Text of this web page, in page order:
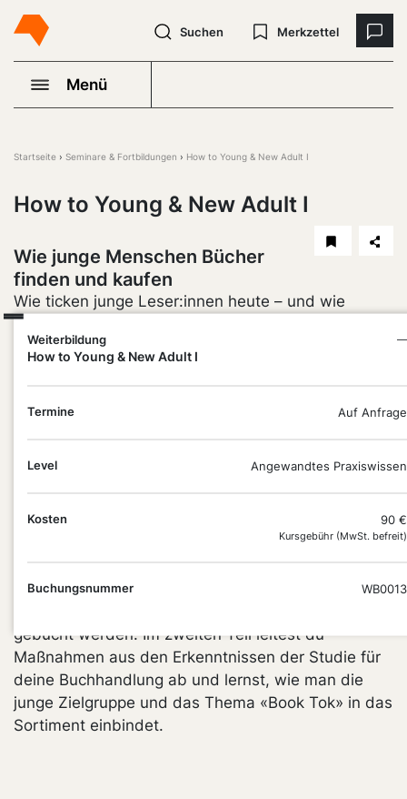
Suchen Merkzettel
Menü
Weiterbildung
How to Young & New Adult I
—
Termine Auf Anfrage
Level Angewandtes Praxiswissen
Kosten 90 €
Kursgebühr (MwSt. befreit)
Buchungsnummer WB0013
Startseite Seminare & Fortbildungen How to Young & New Adult I
How to Young & New Adult I
Wie junge Menschen Bücher
finden und kaufen
Wie ticken junge Leser:innen heute – und wie
erreichst du sie wirklich? Wirf einen Blick auf
aktuelle Studienergebnisse zum Lese- und
Kaufverhalten von 11- bis 25-Jährigen und erfahre,
was die Genres Young & New Adult so erfolgreich
macht. Du leitest konkrete Maßnahmen für
Marketing, Sortiment und Ansprache ab – ob im
Buchhandel oder im Verlag. Mit dem richtigen
neugierig werden, sondern auch kaufen.
Hinweis: Dieses Webinar kann entweder einzeln
oder in Verbindung mit einem weiterführenden
gebucht werden. Im zweiten Teil leitest du
Maßnahmen aus den Erkenntnissen der Studie für
deine Buchhandlung ab und lernst, wie man die
junge Zielgruppe und das Thema «Book Tok» in das
Sortiment einbindet.